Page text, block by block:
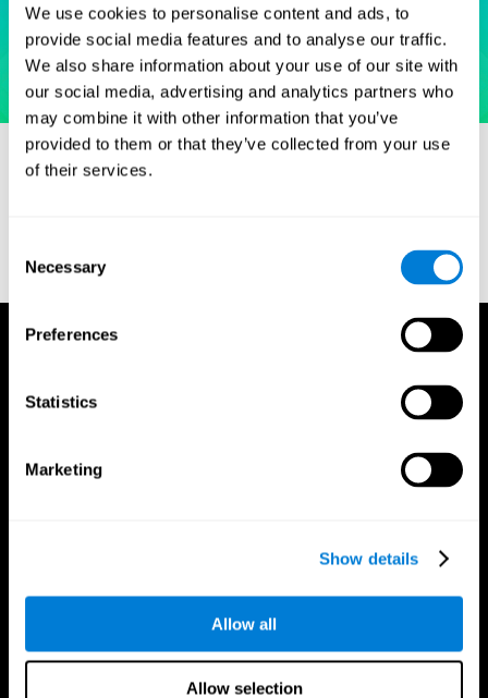
We use cookies to personalise content and ads, to
provide social media features and to analyse our traffic.
We also share information about your use of our site with
our social media, advertising and analytics partners who
may combine it with other information that you’ve
provided to them or that they’ve collected from your use
of their services.
Selection
Necessary
Preferences
Statistics
Marketing
Show details
Allow all
Allow selection
Goodglass, H. and Kaplan, E. (1972) The Assessment of
Aphasia and Related Disorders. Lea & Febiger, Philadelphia.